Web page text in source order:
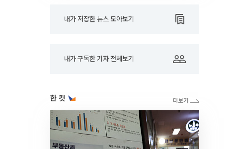
내가 저장한 뉴스 모아보기
내가 구독한 기자 전체보기
한 컷